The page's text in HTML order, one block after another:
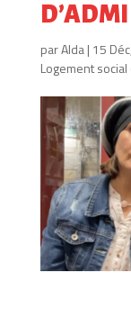
parAlda| 15
Logement social